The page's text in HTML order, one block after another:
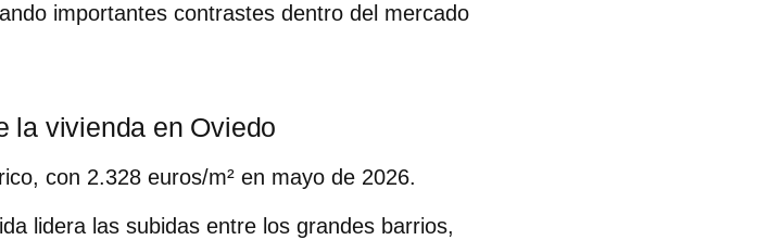
importantes contrastes dentro del mercado
la vivienda en Oviedo
, con 2.328 euros/m² en mayo de 2026.
lidera las subidas entre los grandes barrios,